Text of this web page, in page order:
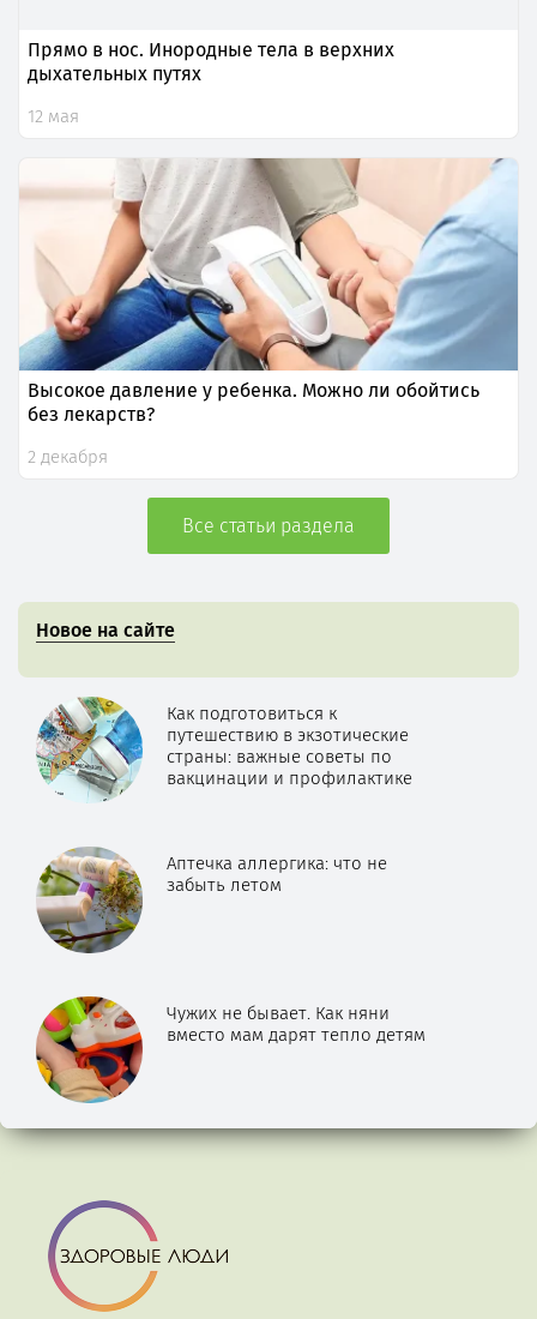
Прямо в нос. Инородные тела в верхних
дыхательных путях
12 мая
Высокое давление у ребенка. Можно ли обойтись
без лекарств?
2 декабря
Все статьи раздела
Новое на сайте
Как подготовиться к
путешествию в экзотические
страны: важные советы по
вакцинации и профилактике
Аптечка аллергика: что не
забыть летом
Чужих не бывает. Как няни
вместо мам дарят тепло детям